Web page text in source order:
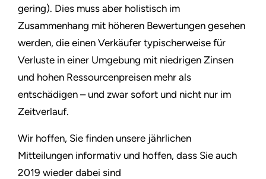
gering). Dies muss aber holistisch im
Zusammenhang mit höheren Bewertungen gesehen
werden, die einen Verkäufer typischerweise für
Verluste in einer Umgebung mit niedrigen Zinsen
und hohen Ressourcenpreisen mehr als
entschädigen – und zwar sofort und nicht nur im
Zeitverlauf.
Wir hoffen, Sie finden unsere jährlichen
Mitteilungen informativ und hoffen, dass Sie auch
2019 wieder dabei sind